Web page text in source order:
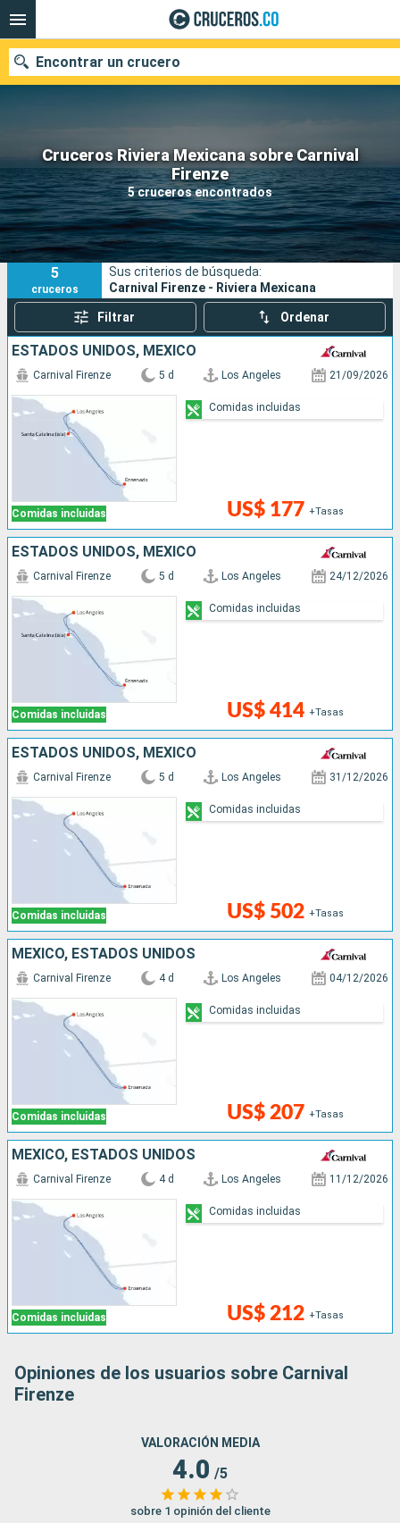
Cruceros Riviera Mexicana sobre Carnival
Firenze
5 cruceros encontrados
Encontrar un crucero
Fecha de salida
Buscar
5
cruceros
Sus criterios de búsqueda:
Carnival Firenze - Riviera Mexicana
Filtrar Ordenar
ESTADOS UNIDOS, MÉXICO
Comidas incluidas
Carnival Firenze 5 d Los Angeles 21/09/2026
US$ 177 +Tasas
Comidas incluidas
ESTADOS UNIDOS, MÉXICO
Comidas incluidas
Carnival Firenze 5 d Los Angeles 24/12/2026
US$ 414 +Tasas
Comidas incluidas
ESTADOS UNIDOS, MÉXICO
Comidas incluidas
Carnival Firenze 5 d Los Angeles 31/12/2026
US$ 502 +Tasas
Comidas incluidas
MÉXICO, ESTADOS UNIDOS
Comidas incluidas
Carnival Firenze 4 d Los Angeles 04/12/2026
US$ 207 +Tasas
Comidas incluidas
MÉXICO, ESTADOS UNIDOS
Comidas incluidas
Carnival Firenze 4 d Los Angeles 11/12/2026
US$ 212 +Tasas
Comidas incluidas
Opiniones de los usuarios sobre Carnival
Firenze
VALORACIÓN MEDIA
4.0 /5
sobre 1 opinión del cliente